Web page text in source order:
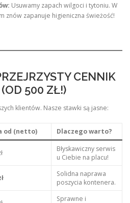
Usuwamy zapach wilgoci i tytoniu. W
znów zapanuje higieniczna świeżość!
CENNIK
500 ZŁ!)
klientów. Nasze stawki są jasne:
od (netto)
Dlaczego warto?
Błyskawiczny serwis
u Ciebie na placu!
Solidna naprawa
poszycia kontenera.
Sprawne i